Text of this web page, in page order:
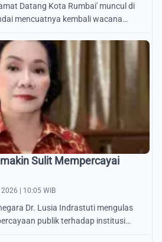
Datang Kota Rumbai' muncul di
mencuatnya kembali wacana
Sulit Mempercayai
| 10:05 WIB
Dr. Lusia Indrastuti mengulas
publik terhadap institusi